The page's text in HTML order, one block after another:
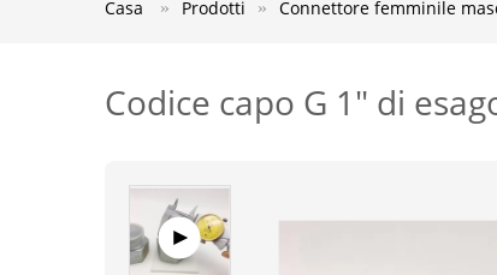
Casa Prodotti Connettore femminile
Codice capo G 1" di